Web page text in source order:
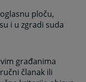
ploču,
i u zgradi suda
građanima
članak ili